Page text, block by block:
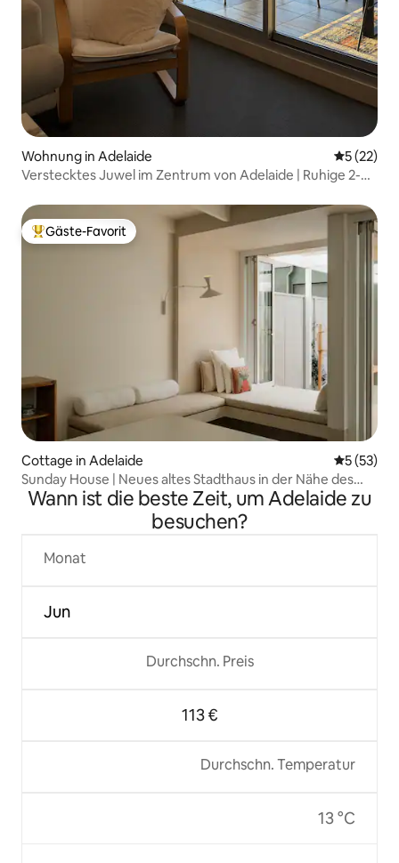
Wohnung in Adelaide
5 (22)
Verstecktes Juwel im Zentrum von Adelaide | Ruhige 2-
Beliebter Gäste-Favorit.
Gäste-Favorit
Cottage in Adelaide
5 (53)
Sunday House | Neues altes Stadthaus in der Nähe des
Marktes.
Wann ist die beste Zeit, um Adelaide zu
besuchen?
Monat
Jun
Durchschn. Preis
113 €
Durchschn. Temperatur
13 °C